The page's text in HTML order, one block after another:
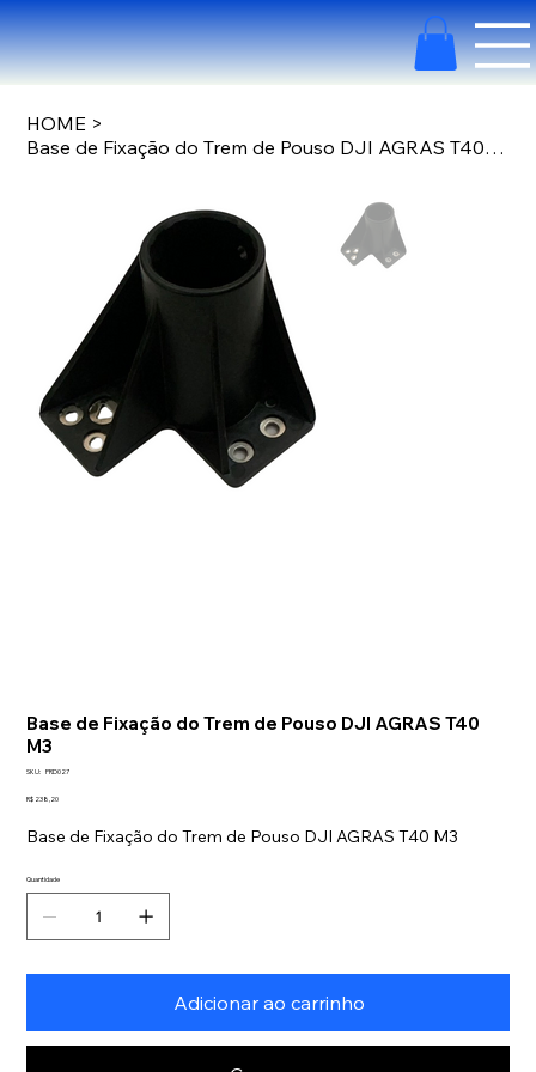
HOME >
Base de Fixação do Trem de Pouso DJI AGRAS T40 M3
Base de Fixação do Trem de Pouso DJI AGRAS T40
M3
SKU: SKU
PRD027
Preço
R$ 238,20
Base de Fixação do Trem de Pouso DJI AGRAS T40 M3
Quantidade
Adicionar ao carrinho